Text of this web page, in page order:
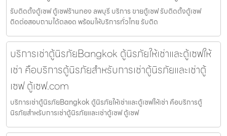
รับติดตั้งตู้เซฟ ตู้เซฟร้านทอง ลพบุรี บริการ ขายตู้เซฟ รับติดตั้งตู้เซฟ
ติดต่อสอบถามได้ตลอด พร้อมให้บริการทั่วไทย รับติด
บริการเช่าตู้นิรภัยBangkok ตู้นิรภัยให้เช่าและตู้เซฟให้
เช่า คือบริการตู้นิรภัยสำหรับการเช่าตู้นิรภัยและเช่าตู้
เซฟ ตู้เซฟ.com
บริการเช่าตู้นิรภัยBangkok ตู้นิรภัยให้เช่าและตู้เซฟให้เช่า คือบริการตู้
นิรภัยสำหรับการเช่าตู้นิรภัยและเช่าตู้เซฟ ตู้เซฟ